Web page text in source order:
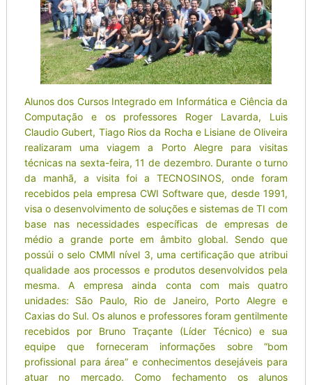
Alunos dos Cursos Integrado em Informática e Ciência da
Computação e os professores Roger Lavarda, Luis
Claudio Gubert, Tiago Rios da Rocha e Lisiane de Oliveira
realizaram uma viagem a Porto Alegre para visitas
técnicas na sexta-feira, 11 de dezembro. Durante o turno
da manhã, a visita foi a TECNOSINOS, onde foram
recebidos pela empresa CWI Software que, desde 1991,
visa o desenvolvimento de soluções e sistemas de TI com
base nas necessidades específicas de empresas de
médio a grande porte em âmbito global. Sendo que
possúi o selo CMMI nível 3, uma certificação que atribui
qualidade aos processos e produtos desenvolvidos pela
mesma. A empresa ainda conta com mais quatro
unidades: São Paulo, Rio de Janeiro, Porto Alegre e
Caxias do Sul. Os alunos e professores foram gentilmente
recebidos por Bruno Traçante (Líder Técnico) e sua
equipe que forneceram informações sobre “bom
profissional para área” e conhecimentos desejáveis para
atuar no mercado. Como fechamento os alunos